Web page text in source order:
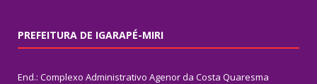
PREFEITURA DE IGARAPÉ-MIRI
End.: Complexo Administrativo Agenor da Costa Quaresma